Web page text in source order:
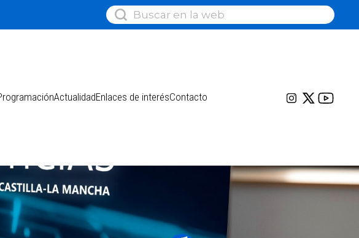
ActualidadEnlaces de interésContacto